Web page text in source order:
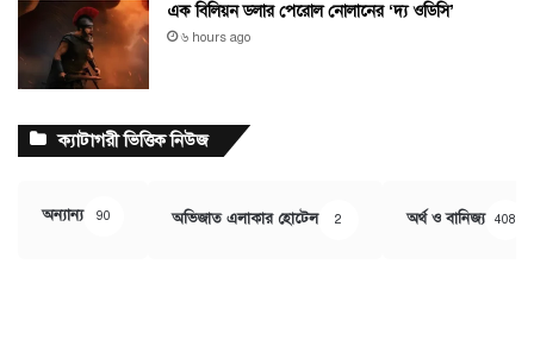
এক বিলিয়ন ডলার পেরোল নোলানের ‘দ্য ওডিসি’
৬ hours ago
ক্যাটাগরী ভিত্তিক নিউজ
অন্যান্য 90 অভিজাত এলাকার হোটেল 2 অর্থ ও বানিজ্য 408